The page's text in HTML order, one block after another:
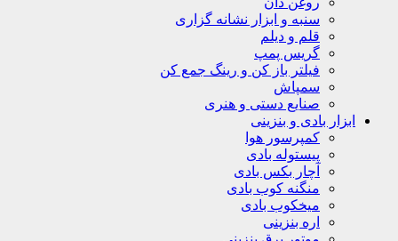
سنبه و ابزار نشانه گزاری
قلم و دیلم
گریس پمپ
فیلتر باز کن و رینگ جمع کن
سمپاش
صنایع دستی و هنری
ابزار بادی و بنزینی
کمپرسور هوا
پیستوله بادی
آچار بکس بادی
منگنه کوب بادی
میخکوب بادی
اره بنزینی